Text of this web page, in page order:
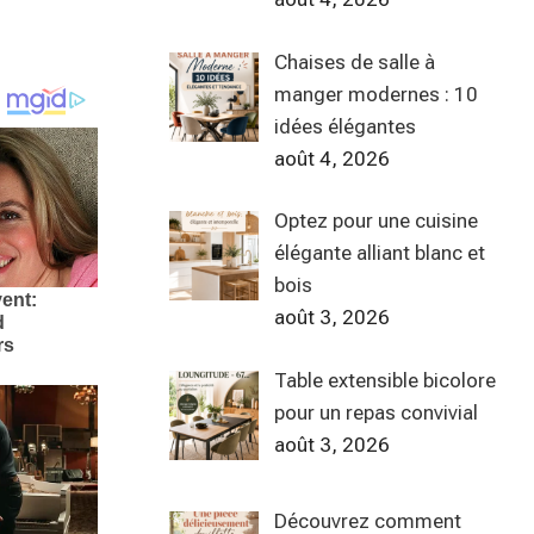
Chaises de salle à
manger modernes : 10
idées élégantes
août 4, 2026
Optez pour une cuisine
élégante alliant blanc et
bois
août 3, 2026
Table extensible bicolore
pour un repas convivial
août 3, 2026
Découvrez comment